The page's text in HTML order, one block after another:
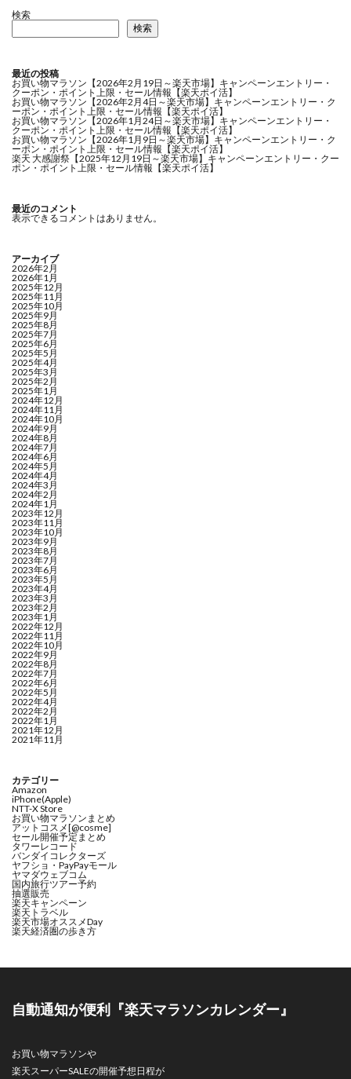
検索
検索
最近の投稿
お買い物マラソン【2026年2月19日～楽天市場】キャンペーンエントリー・
クーポン・ポイント上限・セール情報【楽天ポイ活】
お買い物マラソン【2026年2月4日～楽天市場】キャンペーンエントリー・ク
ーポン・ポイント上限・セール情報【楽天ポイ活】
お買い物マラソン【2026年1月24日～楽天市場】キャンペーンエントリー・
クーポン・ポイント上限・セール情報【楽天ポイ活】
お買い物マラソン【2026年1月9日～楽天市場】キャンペーンエントリー・ク
ーポン・ポイント上限・セール情報【楽天ポイ活】
楽天 大感謝祭【2025年12月19日～楽天市場】キャンペーンエントリー・クー
ポン・ポイント上限・セール情報【楽天ポイ活】
最近のコメント
表示できるコメントはありません。
アーカイブ
2026年2月
2026年1月
2025年12月
2025年11月
2025年10月
2025年9月
2025年8月
2025年7月
2025年6月
2025年5月
2025年4月
2025年3月
2025年2月
2025年1月
2024年12月
2024年11月
2024年10月
2024年9月
2024年8月
2024年7月
2024年6月
2024年5月
2024年4月
2024年3月
2024年2月
2024年1月
2023年12月
2023年11月
2023年10月
2023年9月
2023年8月
2023年7月
2023年6月
2023年5月
2023年4月
2023年3月
2023年2月
2023年1月
2022年12月
2022年11月
2022年10月
2022年9月
2022年8月
2022年7月
2022年6月
2022年5月
2022年4月
2022年2月
2022年1月
2021年12月
2021年11月
カテゴリー
Amazon
iPhone(Apple)
NTT-X Store
お買い物マラソンまとめ
アットコスメ[@cosme]
セール開催予定まとめ
タワーレコード
バンダイコレクターズ
ヤフショ・PayPayモール
ヤマダウェブコム
国内旅行ツアー予約
抽選販売
楽天キャンペーン
楽天トラベル
楽天市場オススメDay
楽天経済圏の歩き方
自動通知が便利『楽天マラソンカレンダー』
お買い物マラソンや
楽天スーパーSALEの開催予想日程が